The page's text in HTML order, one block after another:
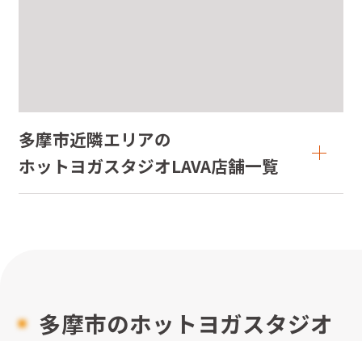
多摩市近隣エリアの
ホットヨガスタジオLAVA店舗一覧
多摩市のホットヨガスタジオ